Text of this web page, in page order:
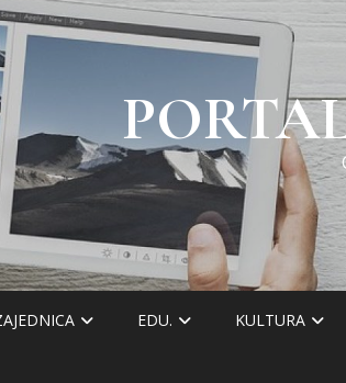
EDU. KULTURA